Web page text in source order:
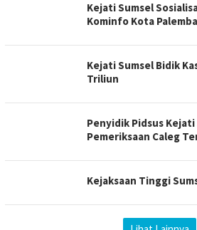
Kejati Sumsel
Kominfo Kota
Kejati Sumsel Bidik
Triliun
Penyidik Pidsus
Pemeriksaan Caleg
Kejaksaan Tinggi